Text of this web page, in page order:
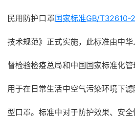
民用防护口罩国家标准GB/T32610-
技术规范》正式实施，此标准由中
督检验检疫总局和中国国家标准化
用于在日常生活中空气污染环境下
型口罩。标准中对于防护效果、安